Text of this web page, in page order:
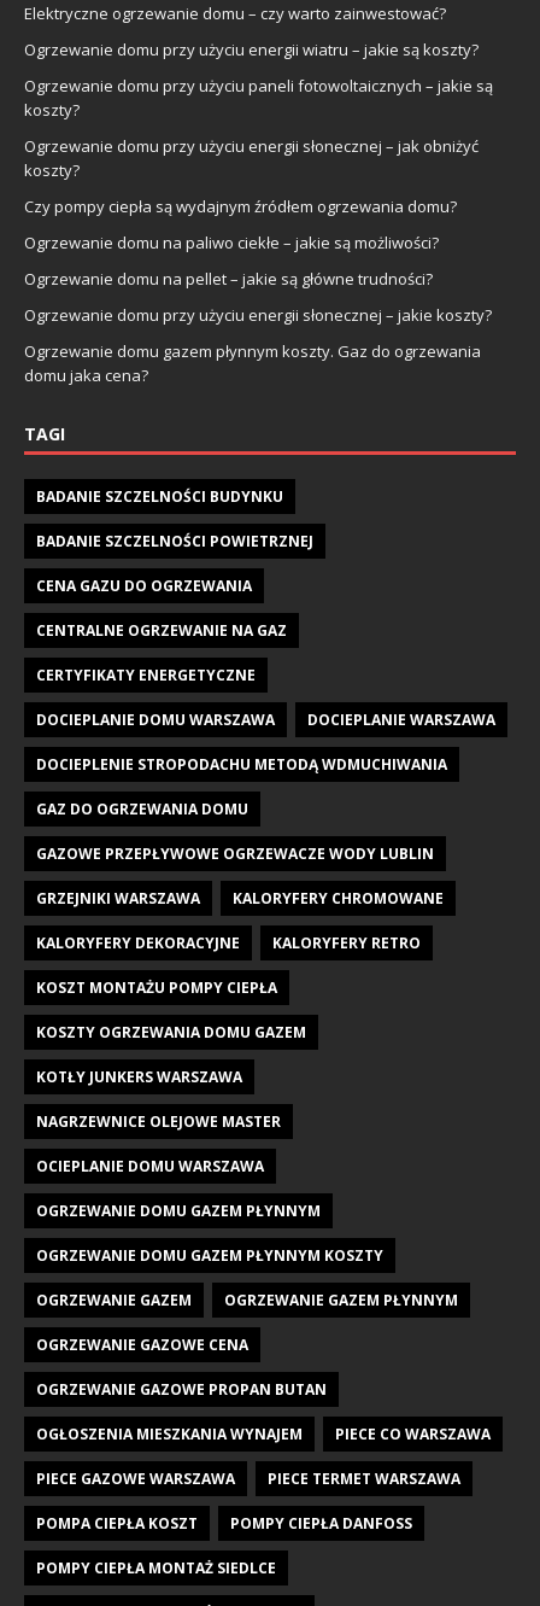
Elektryczne ogrzewanie domu – czy warto zainwestować?
Ogrzewanie domu przy użyciu energii wiatru – jakie są koszty?
Ogrzewanie domu przy użyciu paneli fotowoltaicznych – jakie są
koszty?
Ogrzewanie domu przy użyciu energii słonecznej – jak obniżyć
koszty?
Czy pompy ciepła są wydajnym źródłem ogrzewania domu?
Ogrzewanie domu na paliwo ciekłe – jakie są możliwości?
Ogrzewanie domu na pellet – jakie są główne trudności?
Ogrzewanie domu przy użyciu energii słonecznej – jakie koszty?
Ogrzewanie domu gazem płynnym koszty. Gaz do ogrzewania
domu jaka cena?
TAGI
BADANIE SZCZELNOŚCI BUDYNKU
BADANIE SZCZELNOŚCI POWIETRZNEJ
CENA GAZU DO OGRZEWANIA
CENTRALNE OGRZEWANIE NA GAZ
CERTYFIKATY ENERGETYCZNE
DOCIEPLANIE DOMU WARSZAWA DOCIEPLANIE WARSZAWA
DOCIEPLENIE STROPODACHU METODĄ WDMUCHIWANIA
GAZ DO OGRZEWANIA DOMU
GAZOWE PRZEPŁYWOWE OGRZEWACZE WODY LUBLIN
GRZEJNIKI WARSZAWA KALORYFERY CHROMOWANE
KALORYFERY DEKORACYJNE KALORYFERY RETRO
KOSZT MONTAŻU POMPY CIEPŁA
KOSZTY OGRZEWANIA DOMU GAZEM
KOTŁY JUNKERS WARSZAWA
NAGRZEWNICE OLEJOWE MASTER
OCIEPLANIE DOMU WARSZAWA
OGRZEWANIE DOMU GAZEM PŁYNNYM
OGRZEWANIE DOMU GAZEM PŁYNNYM KOSZTY
OGRZEWANIE GAZEM OGRZEWANIE GAZEM PŁYNNYM
OGRZEWANIE GAZOWE CENA
OGRZEWANIE GAZOWE PROPAN BUTAN
OGŁOSZENIA MIESZKANIA WYNAJEM PIECE CO WARSZAWA
PIECE GAZOWE WARSZAWA PIECE TERMET WARSZAWA
POMPA CIEPŁA KOSZT POMPY CIEPŁA DANFOSS
POMPY CIEPŁA MONTAŻ SIEDLCE